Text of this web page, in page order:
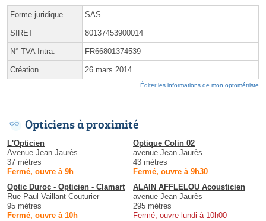
Forme juridique SAS
SIRET 80137453900014
N° TVA Intra. FR66801374539
Création 26 mars 2014
Éditer les informations de mon optométriste
Opticiens à proximité
L'Opticien
Avenue Jean Jaurès
37 mètres
Fermé, ouvre à 9h
Optique Colin 02
avenue Jean Jaurès
43 mètres
Fermé, ouvre à 9h30
Optic Duroc - Opticien - Clamart
Rue Paul Vaillant Couturier
95 mètres
Fermé, ouvre à 10h
ALAIN AFFLELOU Acousticien
avenue Jean Jaurès
295 mètres
Fermé, ouvre lundi à 10h00